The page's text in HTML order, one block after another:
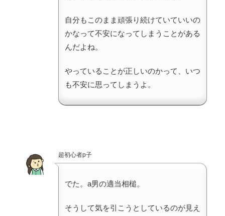
自分もこのまま頑張り続けていていいの
かなって不安になってしまうことがある
んだよね。
やっていることが正しいのかって、いつ
も不安に思ってしまうよ。
超初心者p子
でた。a男の適当相槌。
そうして気を引こうとしているのが見え